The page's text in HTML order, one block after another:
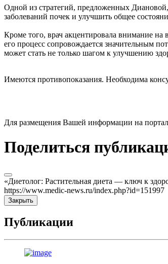
Одной из стратегий, предложенных
заболеваний почек и улучшить общее
Кроме того, врач акцентировала внимание
его процесс сопровождается значительным
может стать не только шагом к улучшению
Имеются противопоказания. Необходима
Для размещения Вашей информации на
Поделиться
«Диетолог: Растительная диета — ключ к
https://www.medic-news.ru/index.php?id=151997
Закрыть
Публикации